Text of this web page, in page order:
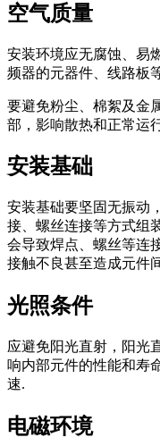
空气质量
安装环境应无腐蚀、易
频器的元器件、线路板
要避免粉尘、棉絮及金
部，影响散热和正常运
安装基础
安装基础要坚固无振动
接、螺丝连接等方式组
会导致焊点、螺丝等连
接触不良甚至造成元件
光照条件
应避免阳光直射，阳光
响内部元件的性能和寿
速.
电磁环境